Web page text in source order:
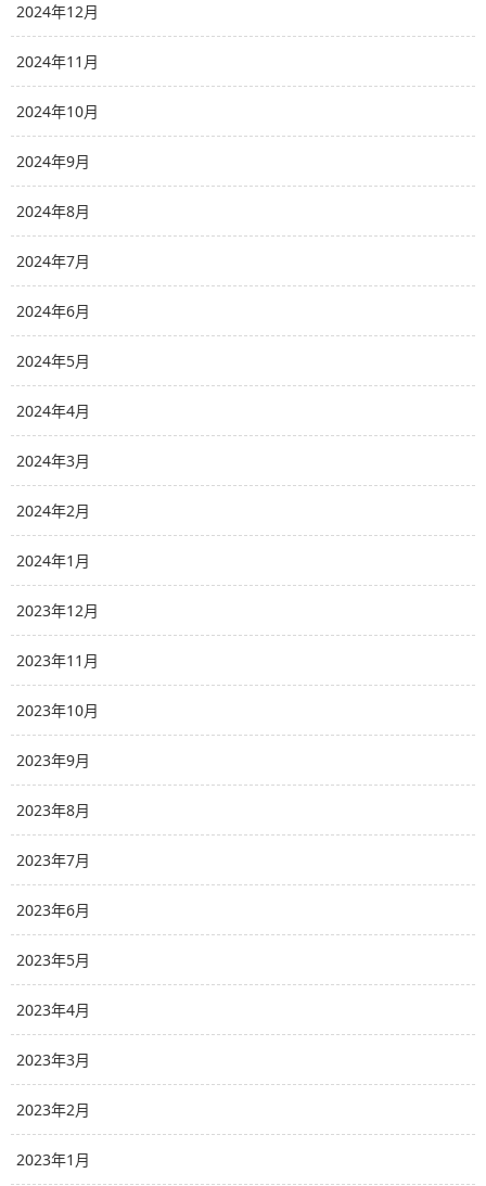
2024年12月
2024年11月
2024年10月
2024年9月
2024年8月
2024年7月
2024年6月
2024年5月
2024年4月
2024年3月
2024年2月
2024年1月
2023年12月
2023年11月
2023年10月
2023年9月
2023年8月
2023年7月
2023年6月
2023年5月
2023年4月
2023年3月
2023年2月
2023年1月